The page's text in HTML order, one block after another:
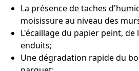
La présence de taches
moisissure au niveau des
L'écaillage du papier peint,
enduits;
Une dégradation rapide du